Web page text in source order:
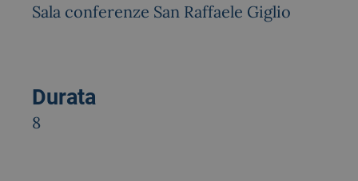
Sala conferenze San Raffaele Giglio
Durata
8